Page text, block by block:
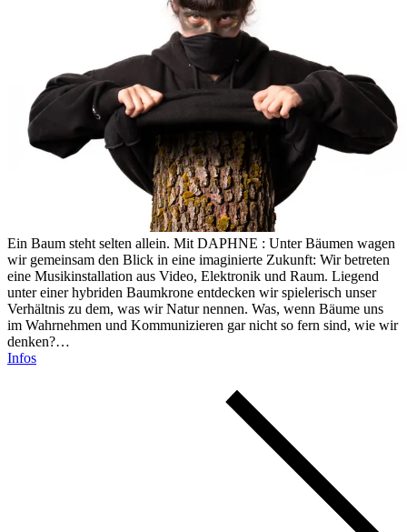
Ein Baum steht selten allein. Mit DAPHNE : Unter Bäumen wagen
wir gemeinsam den Blick in eine imaginierte Zukunft: Wir betreten
eine Musikinstallation aus Video, Elektronik und Raum. Liegend
unter einer hybriden Baumkrone entdecken wir spielerisch unser
Verhältnis zu dem, was wir Natur nennen. Was, wenn Bäume uns
im Wahrnehmen und Kommunizieren gar nicht so fern sind, wie wir
denken?…
Infos